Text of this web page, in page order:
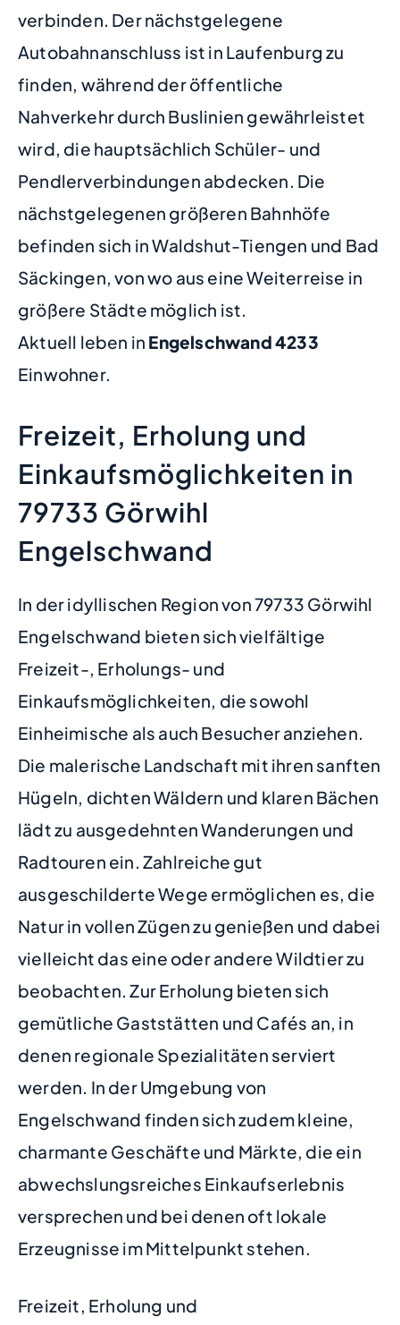
verbinden. Der nächstgelegene
Autobahnanschluss ist in Laufenburg zu
finden, während der öffentliche
Nahverkehr durch Buslinien gewährleistet
wird, die hauptsächlich Schüler- und
Pendlerverbindungen abdecken. Die
nächstgelegenen größeren Bahnhöfe
befinden sich in Waldshut-Tiengen und Bad
Säckingen, von wo aus eine Weiterreise in
größere Städte möglich ist.
Aktuell leben in Engelschwand4233
Einwohner.
Freizeit, Erholung und
Einkaufsmöglichkeiten in
79733 Görwihl
Engelschwand
In der idyllischen Region von 79733 Görwihl
Engelschwand bieten sich vielfältige
Freizeit-, Erholungs- und
Einkaufsmöglichkeiten, die sowohl
Einheimische als auch Besucher anziehen.
Die malerische Landschaft mit ihren sanften
Hügeln, dichten Wäldern und klaren Bächen
lädt zu ausgedehnten Wanderungen und
Radtouren ein. Zahlreiche gut
ausgeschilderte Wege ermöglichen es, die
Natur in vollen Zügen zu genießen und dabei
vielleicht das eine oder andere Wildtier zu
beobachten. Zur Erholung bieten sich
gemütliche Gaststätten und Cafés an, in
denen regionale Spezialitäten serviert
werden. In der Umgebung von
Engelschwand finden sich zudem kleine,
charmante Geschäfte und Märkte, die ein
abwechslungsreiches Einkaufserlebnis
versprechen und bei denen oft lokale
Erzeugnisse im Mittelpunkt stehen.
Freizeit, Erholung und